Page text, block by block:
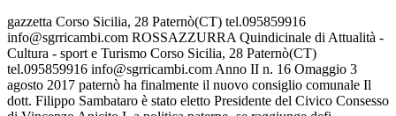
gazzetta Corso Sicilia, 28 Paternò(CT) tel.095859916
info@sgrricambi.com ROSSAZZURRA Quindicinale di Attualità -
Cultura - sport e Turismo Corso Sicilia, 28 Paternò(CT)
tel.095859916 info@sgrricambi.com Anno II n. 16 Omaggio 3
agosto 2017 paternò ha finalmente il nuovo consiglio comunale Il
dott. Filippo Sambataro è stato eletto Presidente del Civico Consesso